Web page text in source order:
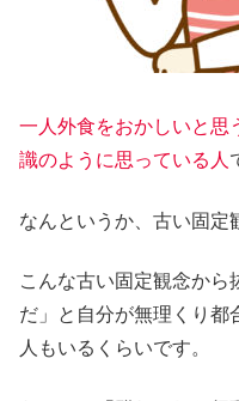
一人外食をおかしいと思
識のように思っている人
なんというか、古い固定
こんな古い固定観念から
だ」と自分が無理くり都
人もいるくらいです。